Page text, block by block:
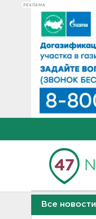
РЕКЛАМА
Все новости